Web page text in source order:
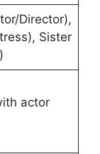
Director),
Sister
actor